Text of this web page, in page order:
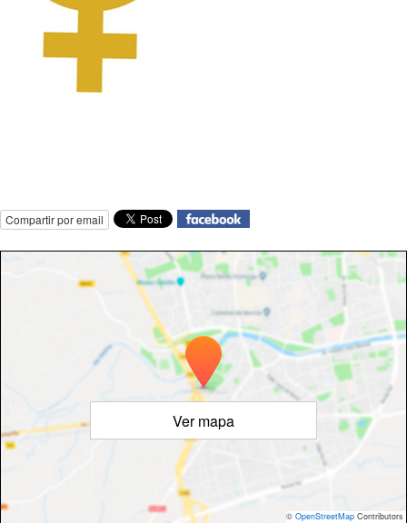
Compartir por email
Ver mapa
© OpenStreetMap Contributors